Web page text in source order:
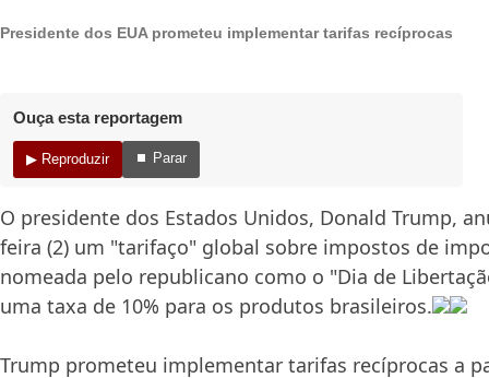
Presidente dos EUA prometeu implementar tarifas recíprocas
Ouça esta reportagem
▶ Reproduzir ⏹ Parar
O presidente dos Estados Unidos, Donald Trump,
feira (2) um "tarifaço" global sobre impostos de
nomeada pelo republicano como o "Dia de
uma taxa de 10% para os produtos brasileiros.
Trump prometeu implementar tarifas recíprocas a